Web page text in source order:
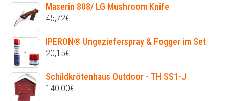
Maserin 808/ LG Mushroom Knife
45,72€
IPERON® Ungezieferspray & Fogger im Set
20,15€
Schildkrötenhaus Outdoor - TH SS1-J
140,00€